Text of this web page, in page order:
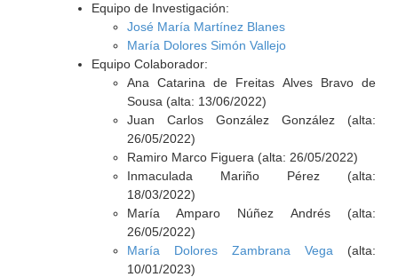
Equipo de Investigación:
José María Martínez Blanes
María Dolores Simón Vallejo
Equipo Colaborador:
Ana Catarina de Freitas Alves Bravo de
Sousa (alta: 13/06/2022)
Juan Carlos González González (alta:
26/05/2022)
Ramiro Marco Figuera (alta: 26/05/2022)
Inmaculada Mariño Pérez (alta:
18/03/2022)
María Amparo Núñez Andrés (alta:
26/05/2022)
María Dolores Zambrana Vega (alta:
10/01/2023)